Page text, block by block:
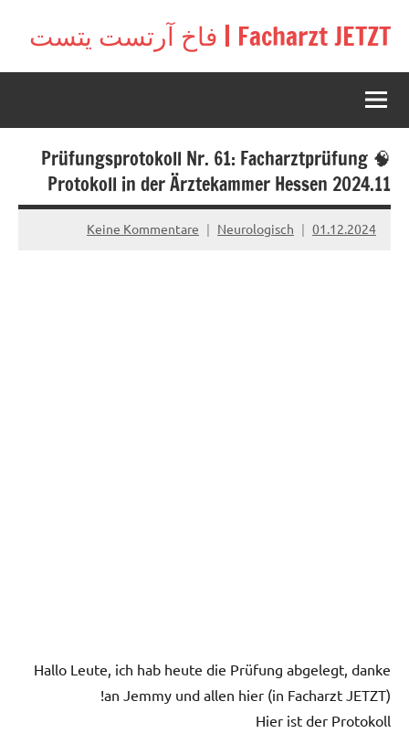
InhaltFacharzt JETZT | فاخ آرتست يتست
Free
interactive
community
for
in
Germany,
and
🧠 Prüfungsprotokoll Nr. 61: Facharztprüfung
Protokoll in der Ärztekammer Hessen 2024.11
01.12.2024
Neurologisch
Keine Kommentare
Hallo Leute, ich hab heute die Prüfung abgelegt, danke
an Jemmy und allen hier (in Facharzt JETZT)!
Hier ist der Protokoll